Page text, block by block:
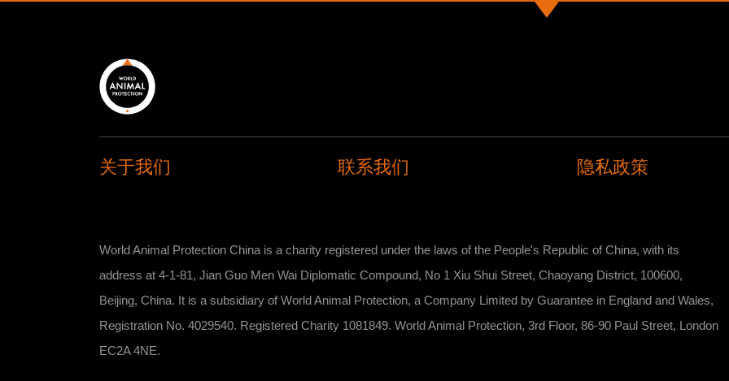
关于我们 联系我们 隐私政策
World Animal Protection China is a charity registered under the laws of the People's Republic of China, with its
address at ​​​​​​​​​​​​​​4-1-81, Jian Guo Men Wai Diplomatic Compound, No 1 Xiu Shui Street, Chaoyang District, 100600,
Beijing, China. It is a subsidiary of World Animal Protection, a Company Limited by Guarantee in England and Wales,
Registration No. 4029540. Registered Charity 1081849. World Animal Protection, 3rd Floor, 86-90 Paul Street, London
EC2A 4NE.